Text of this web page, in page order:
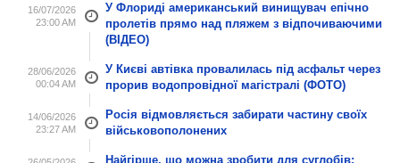
16/07/2026
23:00 AM
У Флориді американський винищувач епічно
пролетів прямо над пляжем з відпочиваючими
(ВІДЕО)
28/06/2026
00:04 AM
У Києві автівка провалилась під асфальт через
прорив водопровідної магістралі (ФОТО)
14/06/2026
23:27 AM
Росія відмовляється забирати частину своїх
військовополонених
Найгірше, що можна зробити для суглобів: